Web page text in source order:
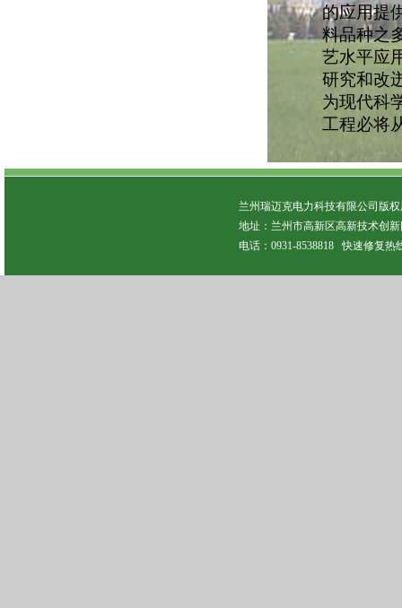
的应用提
料品种之
艺水平应
研究和改
为现代科
工程必将
兰州瑞迈克电力科技有限公司版权
地址：兰州市高新区高新技术创
电话：0931-8538818 快速修复热